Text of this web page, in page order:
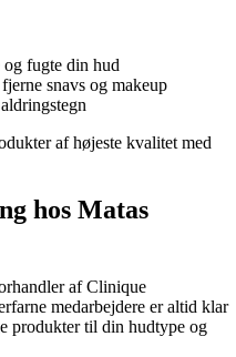
og fugte din hud
snavs og makeup
af højeste kvalitet med
hos Matas
af Clinique
medarbejdere er altid klar
produkter til din hudtype og